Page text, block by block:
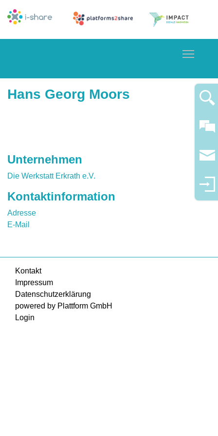
Hans Georg Moors
Unternehmen
Die Werkstatt Erkrath e.V.
Kontaktinformation
Adresse
E-Mail
Kontakt
Impressum
Datenschutzerklärung
powered by Plattform GmbH
Login